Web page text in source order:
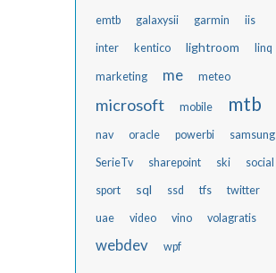
emtb galaxysii garmin iis
inter kentico lightroom linq
marketing me meteo
microsoft mobile mtb
nav oracle powerbi samsung
SerieTv sharepoint ski social
sport sql ssd tfs twitter
uae video vino volagratis
webdev wpf